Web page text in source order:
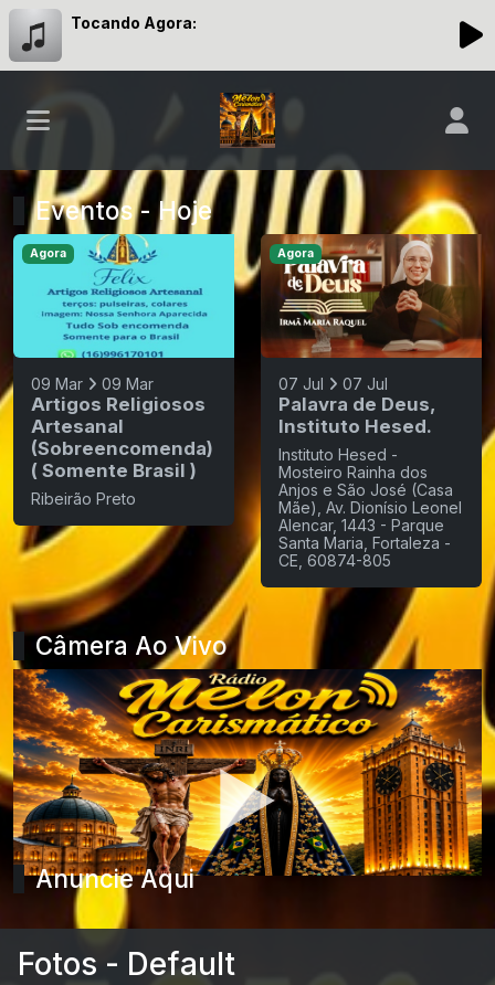
Tocando Agora:
Eventos - Hoje
09 Mar 09 Mar
Artigos Religiosos
Artesanal
(Sobreencomenda)
( Somente Brasil )
Ribeirão Preto
Agora
07 Jul 07 Jul
Palavra de Deus,
Instituto Hesed.
Instituto Hesed -
Mosteiro Rainha dos
Anjos e São José (Casa
Mãe), Av. Dionísio Leonel
Alencar, 1443 - Parque
Santa Maria, Fortaleza -
CE, 60874-805
Agora
Câmera Ao Vivo
Anuncie Aqui
Fotos - Default